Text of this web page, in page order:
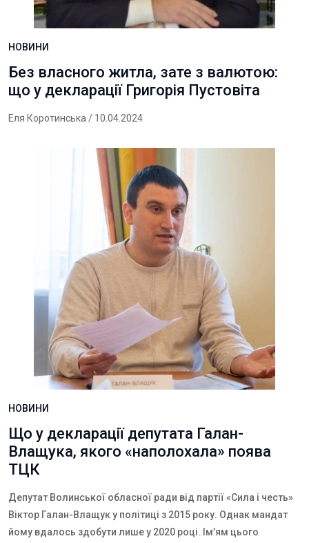
НОВИНИ
Без власного житла, зате з валютою:
що у декларації Григорія Пустовіта
Еля Коротинська / 10.04.2024
НОВИНИ
Що у декларації депутата Галан-
Влащука, якого «наполохала» поява
ТЦК
Депутат Волинської обласної ради від партії «Сила і честь»
Віктор Галан-Влащук у політиці з 2015 року. Однак мандат
йому вдалось здобути лише у 2020 році. Ім’ям цього